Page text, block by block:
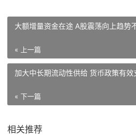
大额增量资金在途 A股震荡向上趋势
« 上一篇
加大中长期流动性供给 货币政策有
« 下一篇
相关推荐